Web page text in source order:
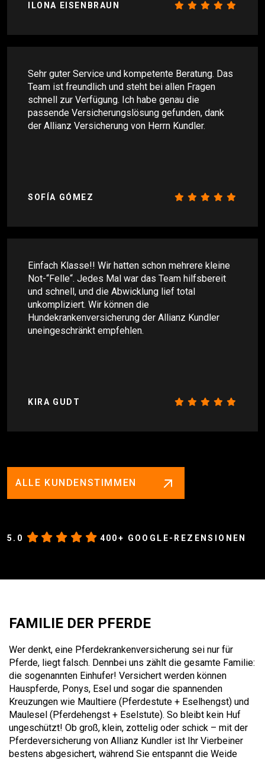
ILONA EISENBRAUN
Sehr guter Service und kompetente Beratung. Das
Team ist freundlich und steht bei allen Fragen
schnell zur Verfügung. Ich habe genau die
passende Versicherungslösung gefunden, dank
der Allianz Versicherung von Herrn Kundler.
SOFÍA GÓMEZ
Einfach Klasse!! Wir hatten schon mehrere kleine
Not-“Felle“. Jedes Mal war das Team hilfsbereit
und schnell, und die Abwicklung lief total
unkompliziert. Wir können die
Hundekrankenversicherung der Allianz Kundler
uneingeschränkt empfehlen.
KIRA GUDT
ALLE KUNDENSTIMMEN
5.0 400+ GOOGLE-REZENSIONEN
FAMILIE DER PFERDE
Wer denkt, eine Pferdekrankenversicherung sei nur für
Pferde, liegt falsch. Dennbei uns zählt die gesamte Familie:
die sogenannten Einhufer! Versichert werden können
Hauspferde, Ponys, Esel und sogar die spannenden
Kreuzungen wie Maultiere (Pferdestute + Eselhengst) und
Maulesel (Pferdehengst + Eselstute). So bleibt kein Huf
ungeschützt! Ob groß, klein, zottelig oder schick – mit der
Pferdeversicherung von Allianz Kundler ist Ihr Vierbeiner
bestens abgesichert, während Sie entspannt die Weide